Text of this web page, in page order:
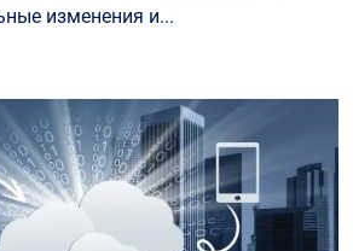
изменения и...